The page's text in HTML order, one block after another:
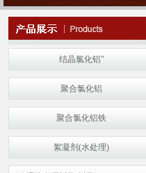
结晶氯化铝"
聚合氯化铝
聚合氯化铝铁
絮凝剂(水处理)